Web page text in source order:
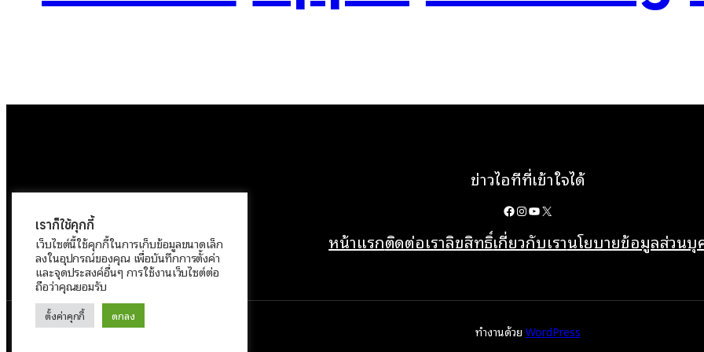
ข่าวไอทีที่เข้าใจได้
Facebook
Instagram
YouTube
X
หน้าแรกติดต่อเราลิขสิทธิ์เกี่ยวกับเรานโยบายข้อมูลส่วน
ทำงานด้วย WordPress
เราก็ใช้คุกกี้
เว็บไซต์นี้ใช้คุกกี้ในการเก็บข้อมูลขนาดเล็ก
ลงในอุปกรณ์ของคุณ เพื่อบันทึกการตั้งค่า
และจุดประสงค์อื่นๆ การใช้งานเว็บไซต์ต่อ
ถือว่าคุณยอมรับ
ตั้งค่าคุกกี้ ตกลง